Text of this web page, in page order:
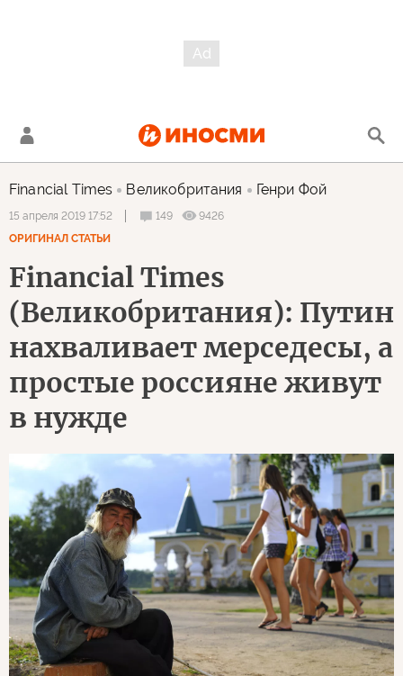
Financial Times Великобритания Генри Фой
15 апреля 2019 17:52 149
9426
ОРИГИНАЛ СТАТЬИ
Financial Times
(Великобритания): Путин
нахваливает мерседесы, а
простые россияне живут
в нужде